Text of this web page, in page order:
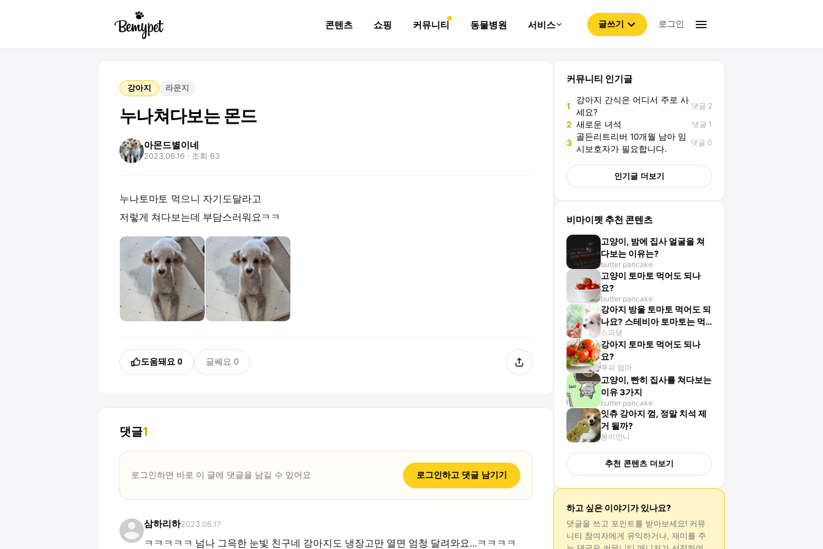
콘텐츠 쇼핑 커뮤니티 동물병원 서비스 글쓰기 로그인
강아지 라운지
누나쳐다보는 몬드
아몬드별이네
2023.06.16 · 조회 63
누나토마토 먹으니 자기도달라고
저렇게 쳐다보는데 부담스러워요ㅋㅋ
도움돼요 0 글쎄요 0
댓글1
로그인하면 바로 이 글에 댓글을 남길 수 있어요 로그인하고 댓글 남기기
삼하리하2023.06.17
ㅋㅋㅋㅋㅋ 넘나 그윽한 눈빛 친구네 강아지도 냉장고만 열면 엄청 달려와요...ㅋㅋㅋㅋ
커뮤니티 인기글
1
강아지 간식은 어디서 주로 사
세요?
댓글 2
2 새로운 녀석 댓글 1
3
골든리트리버 10개월 남아 임
시보호자가 필요합니다.
댓글 0
인기글 더보기
비마이펫 추천 콘텐츠
고양이, 밤에 집사 얼굴을 쳐
다보는 이유는?
butter pancake
고양이 토마토 먹어도 되나
요?
butter pancake
강아지 방울 토마토 먹어도 되
나요? 스테비아 토마토는 먹
어도 될까요?
스피댇
강아지 토마토 먹어도 되나
요?
루피 엄마
고양이, 빤히 집사를 쳐다보는
이유 3가지
butter pancake
잇츄 강아지 껌, 정말 치석 제
거 될까?
몽이언니
추천 콘텐츠 더보기
하고 싶은 이야기가 있나요?
댓글을 쓰고 포인트를 받아보세요! 커뮤
니티 참여자에게 유익하거나, 재미를 주